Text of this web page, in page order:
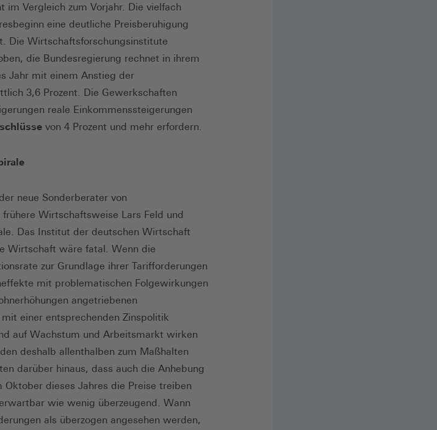
im Vergleich zum Vorjahr. Die vielfach
eine deutliche Preisberuhigung
Die Wirtschaftsforschungsinstitute
die Bundesregierung rechnet in ihrem
Jahr mit einem Anstieg der
3,6 Prozent. Die Gewerkschaften
reale Einkommenssteigerungen
von 4 Prozent und mehr erfordern.
neue Sonderberater von
Wirtschaftsweise Lars Feld und
Das Institut der deutschen Wirtschaft
Wirtschaft wäre fatal. Wenn die
zur Grundlage ihrer Tarifforderungen
mit problematischen Folgewirkungen
angetriebenen
einer entsprechenden Zinspolitik
auf Wachstum und Arbeitsmarkt wirken
deshalb allenthalben zum Maßhalten
darüber hinaus, dass auch die Anhebung
Oktober dieses Jahres die Preise treiben
wie wenig überzeugend. Wann
als überzogen angesehen werden,